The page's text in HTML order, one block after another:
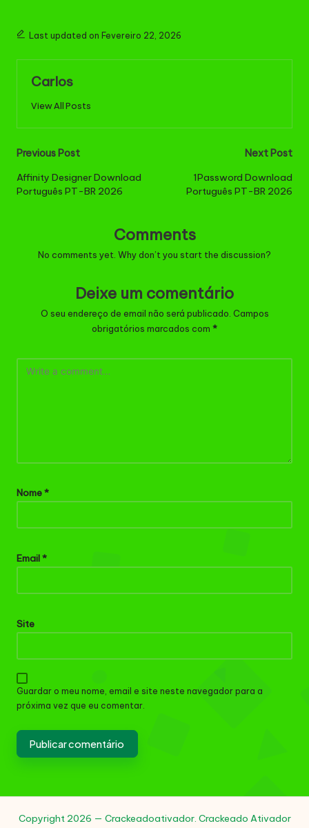
Last updated on Fevereiro 22, 2026
Carlos
View All Posts
Post
navigation
Previous Post
Affinity Designer Download
Português PT-BR 2026
Next Post
1Password Download
Português PT-BR 2026
Comments
No comments yet. Why don’t you start the discussion?
Deixe um comentário
O seu endereço de email não será publicado. Campos
obrigatórios marcados com *
Nome*
Email*
Site
Guardar o meu nome, email e site neste navegador para a
próxima vez que eu comentar.
Copyright 2026 — Crackeadoativador. Crackeado Ativador